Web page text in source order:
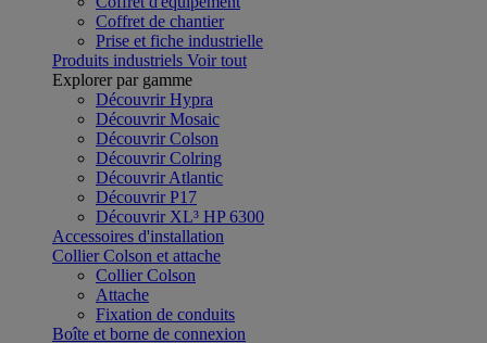
Coffret de chantier
Prise et fiche industrielle
Produits industriels Voir tout
Explorer par gamme
Découvrir Hypra
Découvrir Mosaic
Découvrir Colson
Découvrir Colring
Découvrir Atlantic
Découvrir P17
Découvrir XL³ HP 6300
Accessoires d'installation
Collier Colson et attache
Collier Colson
Attache
Fixation de conduits
Boîte et borne de connexion